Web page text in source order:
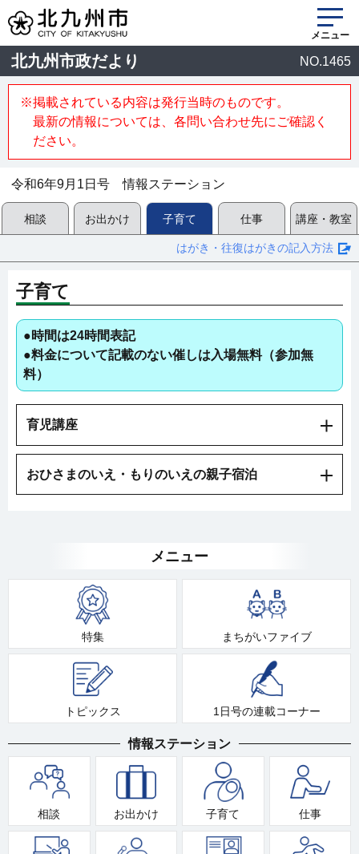
メニュー
北九州市政だより NO.1465
※掲載されている内容は発行当時のものです。
最新の情報については、各問い合わせ先にご確認く
ださい。
令和6年9月1日号 情報ステーション
相談 お出かけ 子育て 仕事 講座・教室
はがき・往復はがきの記入方法
子育て
●時間は24時間表記
●料金について記載のない催しは入場無料（参加無
料）
育児講座
おひさまのいえ・もりのいえの親子宿泊
メニュー
特集 まちがいファイブ
トピックス 1日号の連載コーナー
情報ステーション
相談 お出かけ 子育て 仕事